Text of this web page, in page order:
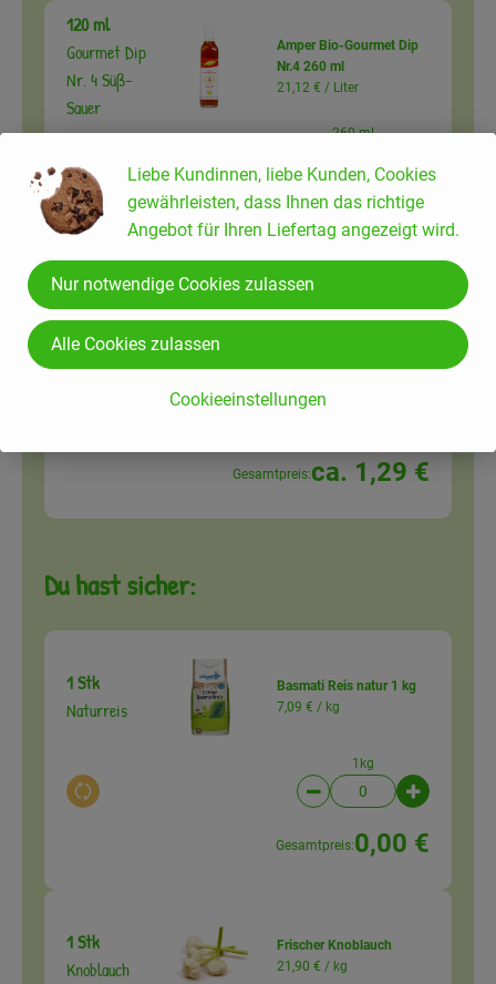
120 ml
Gourmet Dip
Nr. 4 Süß-
Sauer
Auswahl ändern
Amper Bio-Gourmet Dip
Nr.4 260 ml
21,12 € / Liter
260 ml
Artikelanzahl
5,49 €
1 Stk
Ingwer (1/2
cm)
Gesamtpreis:ca. 1,29 €
Du hast sicher:
1 Stk
Naturreis
Auswahl ändern
Basmati Reis natur 1 kg
7,09 € / kg
1kg
Artikelanzahl
Gesamtpreis:0,00 €
1 Stk
Knoblauch
Frischer Knoblauch
21,90 € / kg
Liebe Kundinnen, liebe Kunden, Cookies
gewährleisten, dass Ihnen das richtige
Angebot für Ihren Liefertag angezeigt wird.
Cookieeinstellungen
Nur notwendige Cookies zulassen
Alle Cookies zulassen